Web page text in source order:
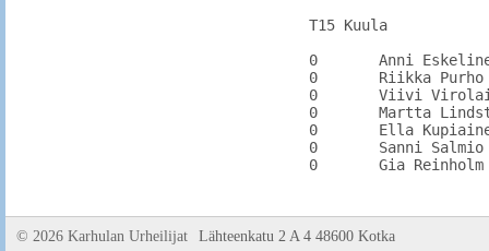
T15 Kuula
0	Anni Eskelinen	LahdA	8.52	8.52
0	Riikka Purho	KouvU
0	Viivi Virolainen	PyhtY		10.01
0	Martta Lindström	PyhtY		9.89
0	Ella Kupiainen	KarhU
0	Sanni Salmio	KuusKi	10.92	11.27
© 2026 Karhulan Urheilijat Lähteenkatu 2 A 4 48600 Kotka